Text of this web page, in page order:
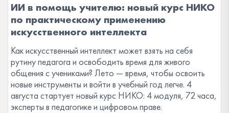
ИИ в помощь учителю: новый курс НИКО
по практическому применению
искусственного интеллекта
Как искусственный интеллект может взять на себя
рутину педагога и освободить время для живого
общения с учениками? Лето — время, чтобы освоить
новые инструменты и войти в учебный год легче. 4
августа стартует новый курс НИКО: 4 модуля, 72 часа,
эксперты в педагогике и цифровом праве.